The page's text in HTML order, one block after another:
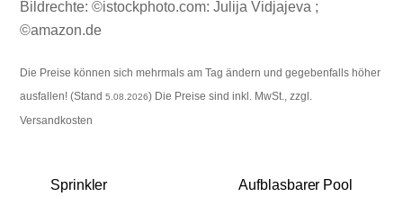
Bildrechte: ©istockphoto.com: Julija Vidjajeva ;
©amazon.de
Die Preise können sich mehrmals am Tag ändern und gegebenfalls höher
ausfallen! (Stand5.08.2026) Die Preise sind inkl. MwSt., zzgl.
Versandkosten
Sprinkler Aufblasbarer Pool